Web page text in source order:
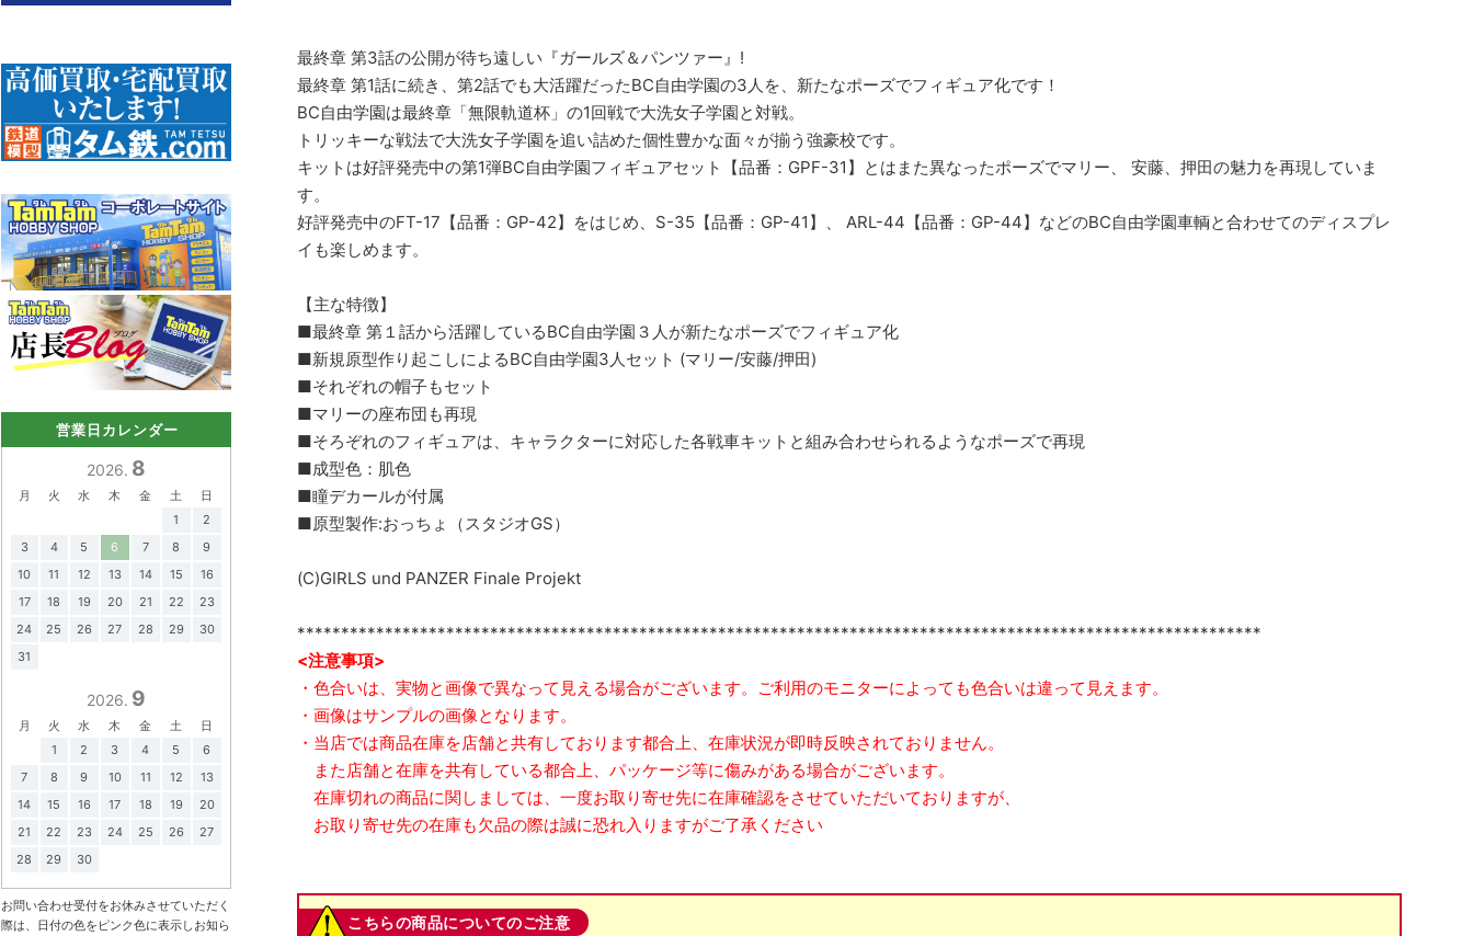
最終章 第3話の公開が待ち遠しい『ガールズ＆パンツァー』!
最終章 第1話に続き、第2話でも大活躍だったBC自由学園の3人を、新たなポーズでフィギュア化です！
BC自由学園は最終章「無限軌道杯」の1回戦で大洗女子学園と対戦。
トリッキーな戦法で大洗女子学園を追い詰めた個性豊かな面々が揃う強豪校です。
キットは好評発売中の第1弾BC自由学園フィギュアセット【品番：GPF-31】とはまた異なったポーズでマリー、 安藤、押田の魅力を再現していま
す。
好評発売中のFT-17【品番：GP-42】をはじめ、S-35【品番：GP-41】、 ARL-44【品番：GP-44】などのBC自由学園車輌と合わせてのディスプレ
イも楽しめます。
【主な特徴】
■最終章 第１話から活躍しているBC自由学園３人が新たなポーズでフィギュア化
■新規原型作り起こしによるBC自由学園3人セット (マリー/安藤/押田)
■それぞれの帽子もセット
■マリーの座布団も再現
■そろぞれのフィギュアは、キャラクターに対応した各戦車キットと組み合わせられるようなポーズで再現
■成型色：肌色
■瞳デカールが付属
■原型製作:おっちょ（スタジオGS）
(C)GIRLS und PANZER Finale Projekt
**************************************************************************************************************
<注意事項>
・色合いは、実物と画像で異なって見える場合がございます。ご利用のモニターによっても色合いは違って見えます。
・画像はサンプルの画像となります。
・当店では商品在庫を店舗と共有しております都合上、在庫状況が即時反映されておりません。
また店舗と在庫を共有している都合上、パッケージ等に傷みがある場合がございます。
在庫切れの商品に関しましては、一度お取り寄せ先に在庫確認をさせていただいておりますが、
お取り寄せ先の在庫も欠品の際は誠に恐れ入りますがご了承ください
こちらの商品についてのご注意
営業日カレンダー
2026. 8
月 火 水 木 金 土
日
1
2
3
4 5 6 7 8
9
10
11 12 13 14 15
16
17
18 19 20 21 22
23
24
25 26 27 28 29
30
31
2026. 9
月 火 水 木 金 土
日
1
2 3 4 5
6
7
8 9 10 11 12
13
14
15 16 17 18 19
20
21
22 23 24 25 26
27
28
29 30
お問い合わせ受付をお休みさせていただく
際は、日付の色をピンク色に表示しお知ら